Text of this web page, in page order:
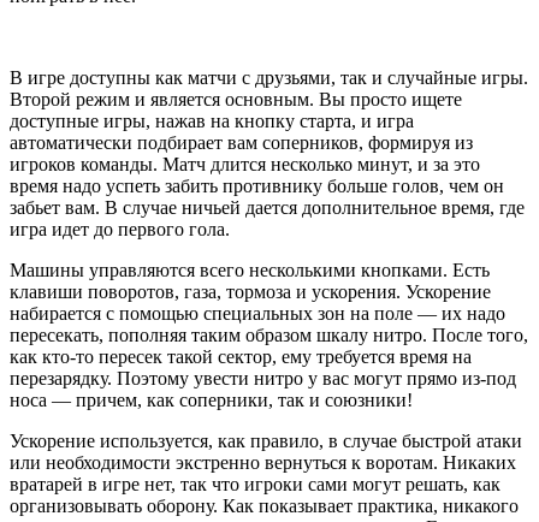
В игре доступны как матчи с друзьями, так и случайные игры.
Второй режим и является основным. Вы просто ищете
доступные игры, нажав на кнопку старта, и игра
автоматически подбирает вам соперников, формируя из
игроков команды. Матч длится несколько минут, и за это
время надо успеть забить противнику больше голов, чем он
забьет вам. В случае ничьей дается дополнительное время, где
игра идет до первого гола.
Машины управляются всего несколькими кнопками. Есть
клавиши поворотов, газа, тормоза и ускорения. Ускорение
набирается с помощью специальных зон на поле — их надо
пересекать, пополняя таким образом шкалу нитро. После того,
как кто-то пересек такой сектор, ему требуется время на
перезарядку. Поэтому увести нитро у вас могут прямо из-под
носа — причем, как соперники, так и союзники!
Ускорение используется, как правило, в случае быстрой атаки
или необходимости экстренно вернуться к воротам. Никаких
вратарей в игре нет, так что игроки сами могут решать, как
организовывать оборону. Как показывает практика, никакого